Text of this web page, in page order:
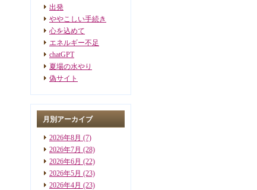
出発
ややこしい手続き
心を込めて
エネルギー不足
chatGPT
夏場の水やり
偽サイト
月別アーカイブ
2026年8月 (7)
2026年7月 (28)
2026年6月 (22)
2026年5月 (23)
2026年4月 (23)